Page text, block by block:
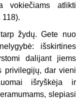
vokiečiams atlikti
118).
žydų. Gete nuo
išskirtines
dalijant jiems
privilegijų, dar vieni
išryškėja ir
slepiasi